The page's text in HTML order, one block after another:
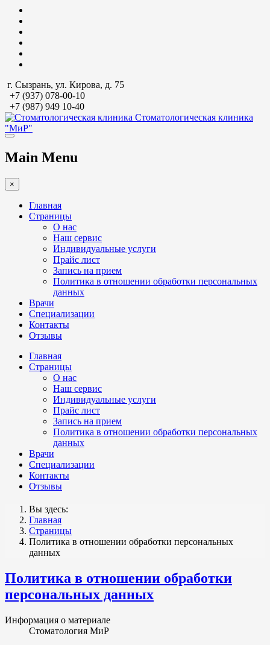
г. Сызрань, ул. Кирова, д. 75
+7 (937) 078-00-10
+7 (987) 949 10-40
Стоматологическая клиника
"МиР"
Main Menu
×
Главная
Страницы
О нас
Наш сервис
Индивидуальные услуги
Прайс лист
Запись на прием
Политика в отношении обработки персональных
данных
Врачи
Специализации
Контакты
Отзывы
Главная
Страницы
О нас
Наш сервис
Индивидуальные услуги
Прайс лист
Запись на прием
Политика в отношении обработки персональных
данных
Врачи
Специализации
Контакты
Отзывы
Вы здесь:
Главная
Страницы
Политика в отношении обработки персональных
данных
Политика в отношении обработки
персональных данных
Информация о материале
Стоматология МиР